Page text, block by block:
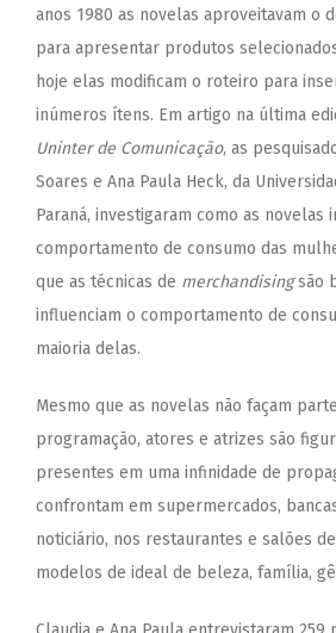
anos 1980 as novelas aproveitavam o
para apresentar produtos
hoje elas modificam o roteiro para
inúmeros ítens. Em artigo na última
Uninter de Comunicação, as
Soares e Ana Paula Heck, da
Paraná, investigaram como as novelas
comportamento de consumo das
que as técnicas de merchandisingsão
influenciam o comportamento de
maioria delas.
Mesmo que as novelas não façam
programação, atores e atrizes são
presentes em uma infinidade de
confrontam em supermercados,
noticiário, nos restaurantes e salões
modelos de ideal de beleza, família,